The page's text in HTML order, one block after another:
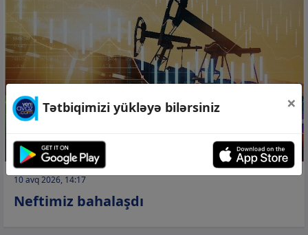
10 avq 2026, 14:17
Neftimiz bahalaşdı
Tətbiqimizi yükləyə bilərsiniz ×